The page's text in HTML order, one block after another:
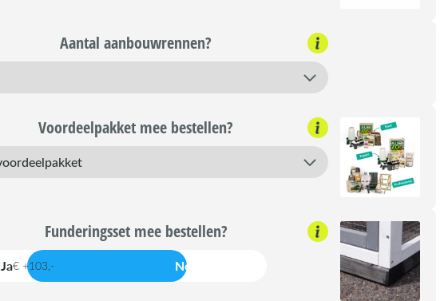
Aantal aanbouwrennen?
Voordeelpakket mee bestellen?
Funderingsset mee bestellen?
Ja€ +103,- Nee